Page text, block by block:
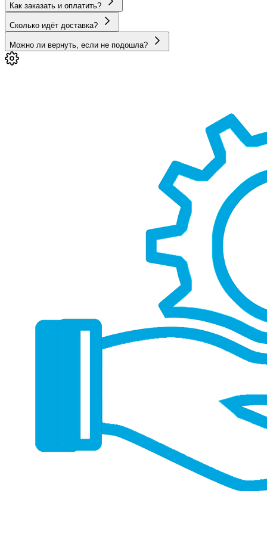
Как заказать и оплатить?
Сколько идёт доставка?
Можно ли вернуть, если не подошла?